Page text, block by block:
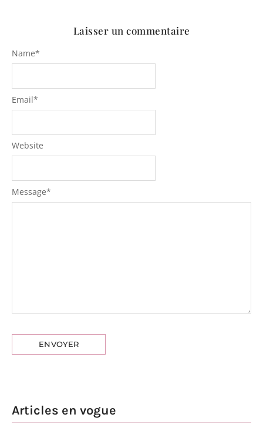
Laisser un commentaire
Message*
Name*
Email*
Website
Articles en vogue
Hoult : du